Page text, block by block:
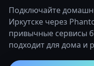
Подключайте
Иркутске через
привычные сервисы
подходит для дома и